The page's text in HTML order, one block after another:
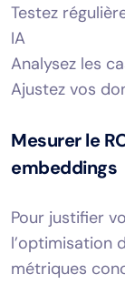
Testez
IA
Analysez les
Ajustez vos
Mesurer le
embeddings
Pour justifier
l’optimisation
métriques